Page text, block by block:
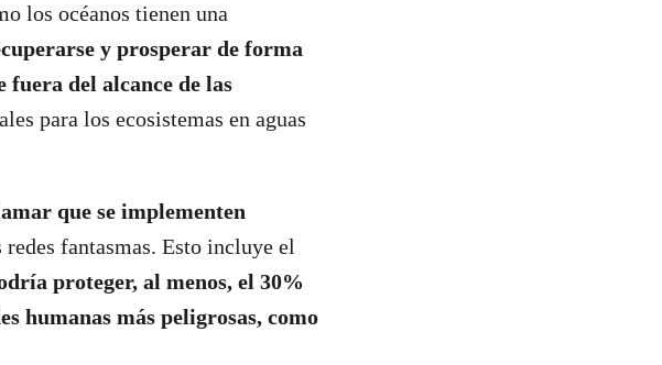
los océanos tienen una
y prosperar de forma
fuera del alcance de las
para los ecosistemas en aguas
que se implementen
fantasmas. Esto incluye el
proteger, al menos, el 30%
humanas más peligrosas, como